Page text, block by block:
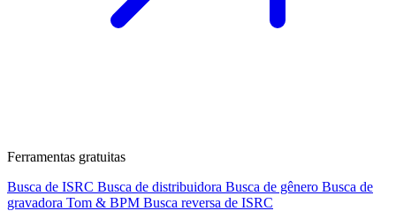
Ferramentas gratuitas
Busca de ISRC Busca de distribuidora Busca de gênero Busca de
gravadora Tom & BPM Busca reversa de ISRC